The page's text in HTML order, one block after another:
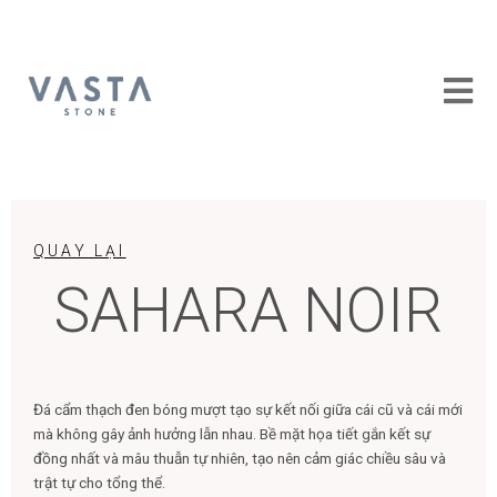
QUAY LẠI
SAHARA NOIR
Đá cẩm thạch đen bóng mượt tạo sự kết nối giữa cái cũ và cái mới
mà không gây ảnh hưởng lẫn nhau. Bề mặt họa tiết gắn kết sự
đồng nhất và mâu thuẫn tự nhiên, tạo nên cảm giác chiều sâu và
trật tự cho tổng thể.